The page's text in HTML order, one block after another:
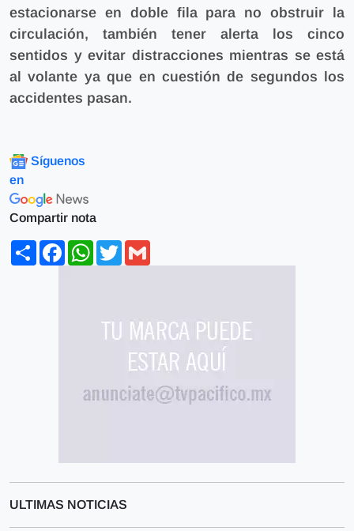
estacionarse en doble fila para no obstruir la
circulación, también tener alerta los cinco
sentidos y evitar distracciones mientras se está
al volante ya que en cuestión de segundos los
accidentes pasan.
Síguenos
en
Compartir nota
ShareFacebookWhatsApp
Twitter
ULTIMAS NOTICIAS